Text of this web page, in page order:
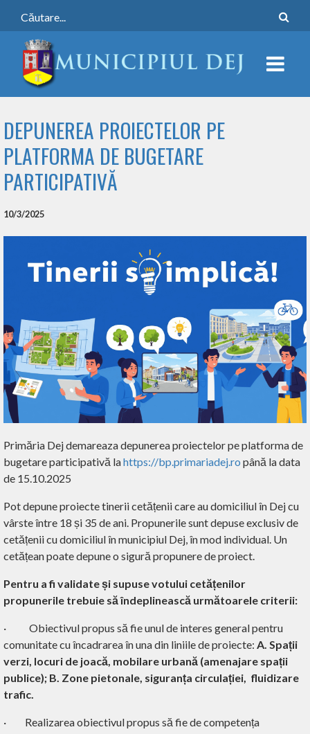
DEPUNEREA PROIECTELOR PE
PLATFORMA DE BUGETARE
PARTICIPATIVĂ
10/3/2025
Primăria Dej demareaza depunerea proiectelor pe platforma de
bugetare participativă lahttps://bp.primariadej.ro până la data
de 15.10.2025
Pot depune proiecte tinerii cetățenii care au domiciliul în Dej cu
vârste între 18 și 35 de ani. Propunerile sunt depuse exclusiv de
cetățenii cu domiciliul în municipiul Dej, în mod individual. Un
cetățean poate depune o sigură propunere de proiect.
Pentru a fi validate și supuse votului cetățenilor
propunerile trebuie să îndeplinească următoarele criterii:
· Obiectivul propus să fie unul de interes general pentru
comunitate cu încadrarea în una din liniile de proiecte: A. Spații
verzi, locuri de joacă, mobilare urbană (amenajare spații
publice); B. Zone pietonale, siguranța circulației, fluidizare
trafic.
· Realizarea obiectivul propus să fie de competența